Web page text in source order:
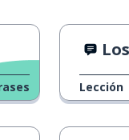
Los
Lección